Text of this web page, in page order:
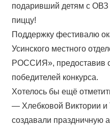
подаривший детям с
пиццу!
Поддержку фестивалю
Усинского местного
РОССИЯ», предоставив
победителей конкурса.
Хотелось бы ещё
— Хлебковой Виктории
создавали праздничную